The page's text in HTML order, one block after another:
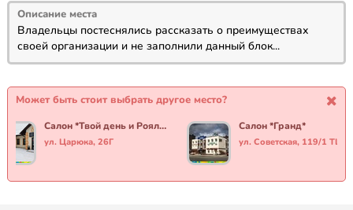
Описание места
Владельцы постеснялись рассказать о преимуществах
своей организации и не заполнили данный блок...
Может быть стоит выбрать другое место?
Салон *Твой день и Рояль*
ул. Царюка, 26Г
Салон *Гранд*
ул. Советская, 119/1 ТЦ